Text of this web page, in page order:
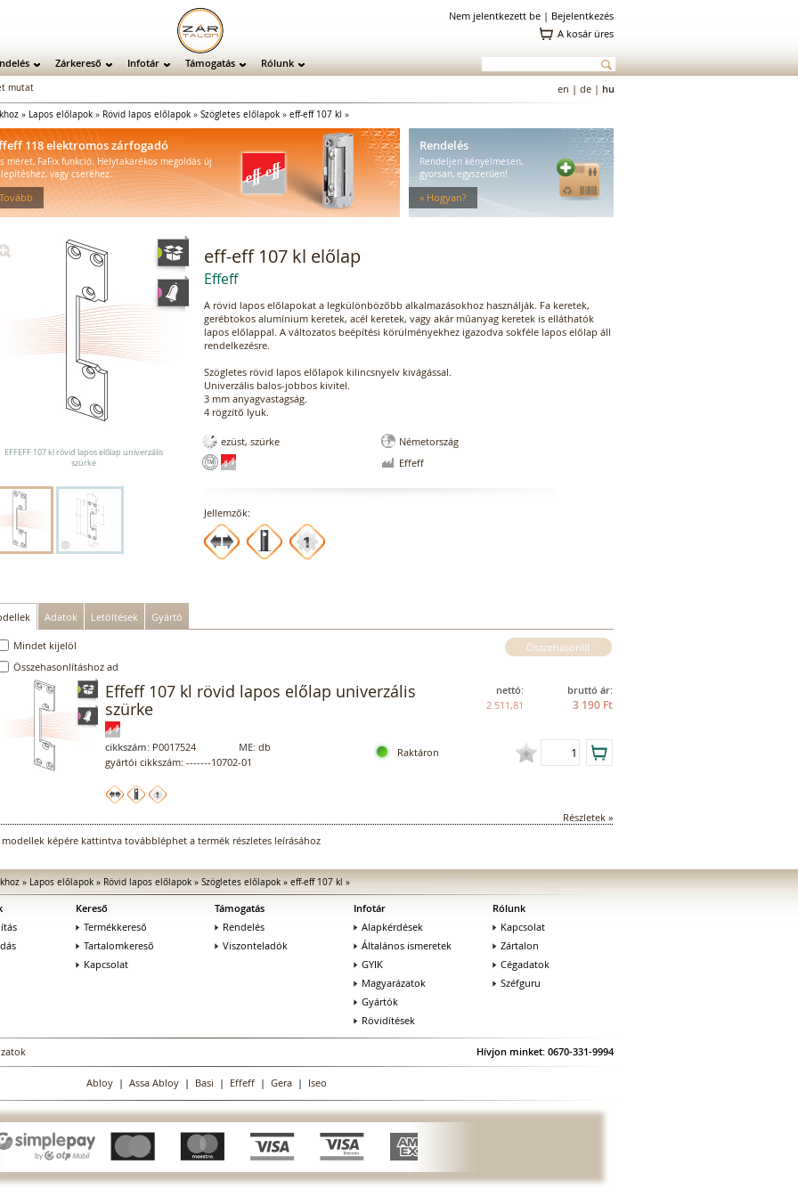
Nem jelentkezett be | Bejelentkezés
A kosár üres
Zárkereső Infotár Támogatás Rólunk
mutat en | de | hu
» Lapos előlapok » Rövid lapos előlapok » Szögletes előlapok » eff-eff 107 kl »
118 elektromos zárfogadó
méret, FaFix funkció. Helytakarékos megoldás új
vagy cseréhez.
Rendelés
Rendeljen kényelmesen,
gyorsan, egyszerűen!
» Hogyan?
EFFEFF 107 kl rövid lapos előlap univerzális
szürke
eff-eff 107 kl előlap
Effeff
A rövid lapos előlapokat a legkülönbözőbb alkalmazásokhoz használják. Fa keretek,
gerébtokos alumínium keretek, acél keretek, vagy akár műanyag keretek is elláthatók
lapos előlappal. A változatos beépítési körülményekhez igazodva sokféle lapos előlap áll
rendelkezésre.
Szögletes rövid lapos előlapok kilincsnyelv kivágással.
Univerzális balos-jobbos kivitel.
3 mm anyagvastagság.
4 rögzítő lyuk.
ezüst, szürke
Németország
Effeff
Jellemzők:
Adatok Letöltések Gyártó
Mindet kijelöl
Összehasonlít
Összehasonlításhoz ad
nettó:
2 511,81
bruttó ár:
3 190 Ft
Effeff 107 kl rövid lapos előlap univerzális
szürke
cikkszám: P0017524 ME: db Raktáron
gyártói cikkszám: -------10702-01
Részletek »
modellek képére kattintva továbbléphet a termék részletes leírásához
» Lapos előlapok» Rövid lapos előlapok» Szögletes előlapok» eff-eff 107 kl »
Kereső
Termékkereső
Tartalomkereső
Kapcsolat
Támogatás
Rendelés
Viszonteladók
Infotár
Alapkérdések
Általános ismeretek
GYIK
Magyarázatok
Gyártók
Rövidítések
Rólunk
Kapcsolat
Zártalon
Cégadatok
Széfguru
Hívjon minket: 0670-331-9994
Abloy| Assa Abloy| Basi | Effeff| Gera| Iseo